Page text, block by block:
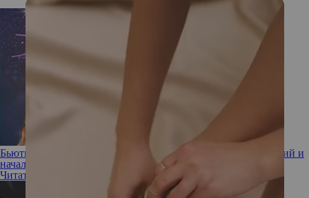
Бьюти-гороскоп на март: лучшие даты для стрижек, инъекций и
начала диеты
Читать полностью